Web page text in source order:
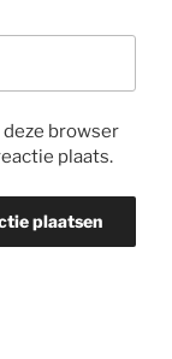
deze browser
plaats.